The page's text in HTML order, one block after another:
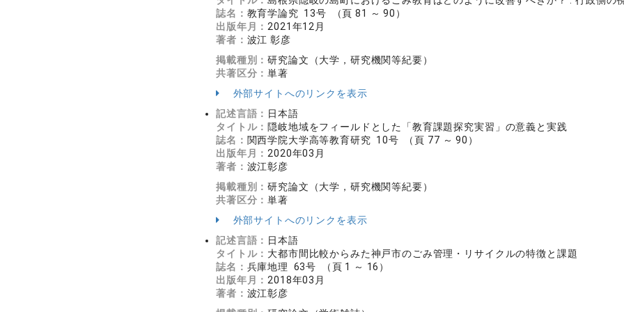
誌名： 教育学論究 13号 （頁 81 ～ 90）
出版年月： 2021年12月
著者： 波江 彰彦
掲載種別：研究論文（大学，研究機関等紀要）
共著区分：単著
外部サイトへのリンクを表示
記述言語： 日本語
タイトル： 隠岐地域をフィールドとした「教育課題探究実習」の意義と実践
誌名： 関西学院大学高等教育研究 10号 （頁 77 ～ 90）
出版年月： 2020年03月
著者： 波江彰彦
掲載種別：研究論文（大学，研究機関等紀要）
共著区分：単著
外部サイトへのリンクを表示
記述言語： 日本語
タイトル： 大都市間比較からみた神戸市のごみ管理・リサイクルの特徴と課題
誌名： 兵庫地理 63号 （頁 1 ～ 16）
出版年月： 2018年03月
著者： 波江彰彦